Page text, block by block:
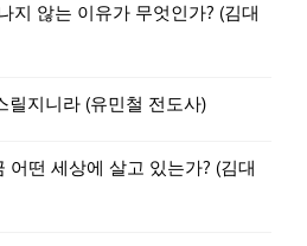
않는 이유가 무엇인가? (김대
릴지니라 (유민철 전도사)
어떤 세상에 살고 있는가? (김대